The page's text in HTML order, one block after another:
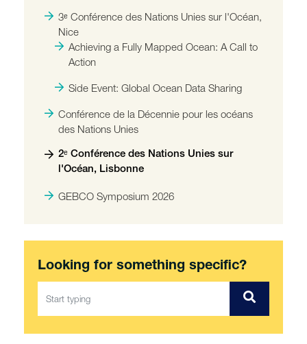
3ᵉ Conférence des Nations Unies sur l'Océan,
Nice
Achieving a Fully Mapped Ocean: A Call to
Action
Side Event: Global Ocean Data Sharing
Conférence de la Décennie pour les océans
des Nations Unies
2ᵉ Conférence des Nations Unies sur
l'Océan, Lisbonne
GEBCO Symposium 2026
Looking for something specific?